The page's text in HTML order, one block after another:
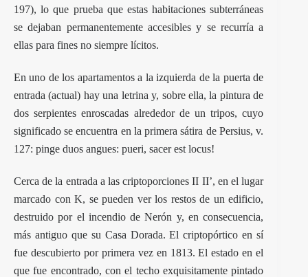
197), lo que prueba que estas habitaciones subterráneas
se dejaban permanentemente accesibles y se recurría a
ellas para fines no siempre lícitos.
En uno de los apartamentos a la izquierda de la puerta de
entrada (actual) hay una letrina y, sobre ella, la pintura de
dos serpientes enroscadas alrededor de un tripos, cuyo
significado se encuentra en la primera sátira de Persius, v.
127: pinge duos angues: pueri, sacer est locus!
Cerca de la entrada a las criptoporciones II II’, en el lugar
marcado con K, se pueden ver los restos de un edificio,
destruido por el incendio de Nerón y, en consecuencia,
más antiguo que su Casa Dorada. El criptopórtico en sí
fue descubierto por primera vez en 1813. El estado en el
que fue encontrado, con el techo exquisitamente pintado